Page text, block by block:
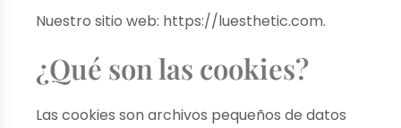
Nuestro sitio web: https://luesthetic.com.
¿Qué son las cookies?
Las cookies son archivos pequeños de datos